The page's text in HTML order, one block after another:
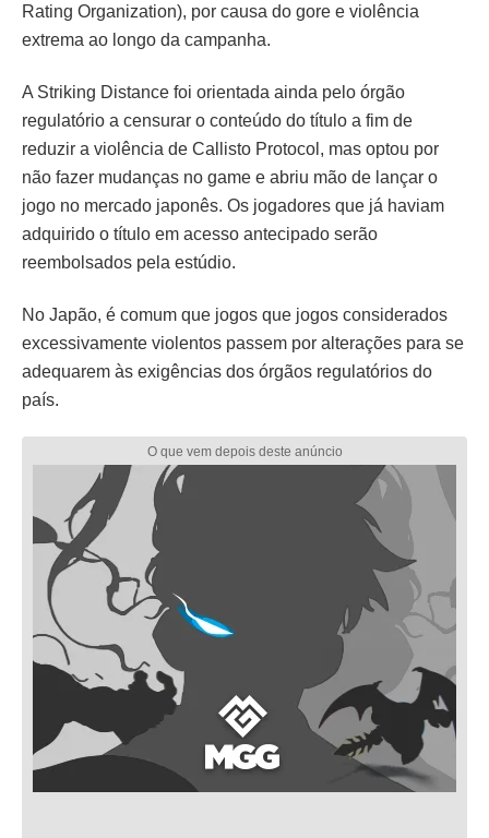
Rating Organization), por causa do gore e violência
extrema ao longo da campanha.
A Striking Distance foi orientada ainda pelo órgão
regulatório a censurar o conteúdo do título a fim de
reduzir a violência de Callisto Protocol, mas optou por
não fazer mudanças no game e abriu mão de lançar o
jogo no mercado japonês. Os jogadores que já haviam
adquirido o título em acesso antecipado serão
reembolsados pela estúdio.
No Japão, é comum que jogos que jogos considerados
excessivamente violentos passem por alterações para se
adequarem às exigências dos órgãos regulatórios do
país.